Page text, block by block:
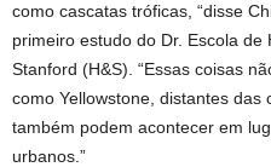
como cascatas tróficas, “disse
primeiro estudo do Dr. Escola
Stanford (H&S). “Essas coisas
como Yellowstone, distantes das
também podem acontecer em
urbanos.”